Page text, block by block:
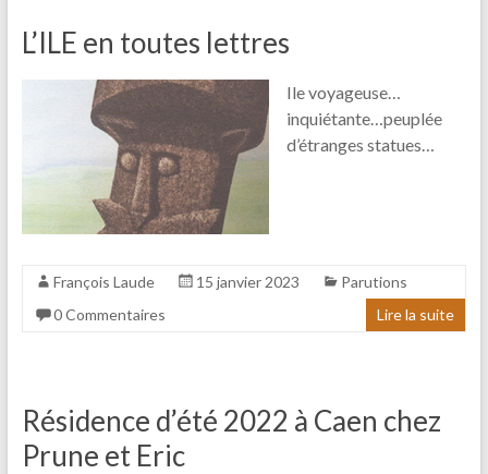
L’ILE en toutes lettres
Ile voyageuse…
inquiétante…peuplée
d’étranges statues…
François Laude 15 janvier 2023
Parutions
0 Commentaires
Lire la suite
Résidence d’été 2022 à Caen chez
Prune et Eric